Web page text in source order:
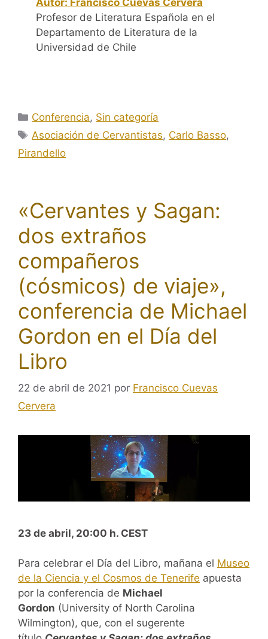
Profesor de Literatura Española en el
Departamento de Literatura de la
Universidad de Chile
Categorías
Conferencia, Sin categoría
Etiquetas
Asociación de Cervantistas, Carlo Basso,
Pirandello
«Cervantes y Sagan:
dos extraños
compañeros
(cósmicos) de viaje»,
conferencia de Michael
Gordon en el Día del
Libro
22 de abril de 2021 por Francisco Cuevas
Cervera
23 de abril, 20:00 h. CEST
Para celebrar el Día del Libro, mañana el Museo
de la Ciencia y el Cosmos de Tenerife apuesta
por la conferencia de Michael
Gordon (University of North Carolina
Wilmington), que, con el sugerente